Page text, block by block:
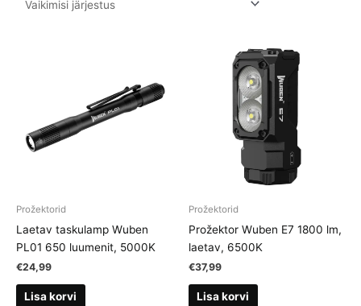
Prožektorid
Laetav taskulamp Wuben
PL01 650 luumenit, 5000K
€24,99
Lisa korvi
Prožektorid
Prožektor Wuben E7 1800 lm,
laetav, 6500K
€37,99
Lisa korvi